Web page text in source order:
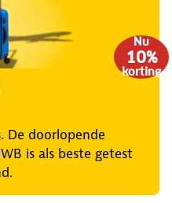
Nu
10%
korting
De doorlopende
is als beste getest